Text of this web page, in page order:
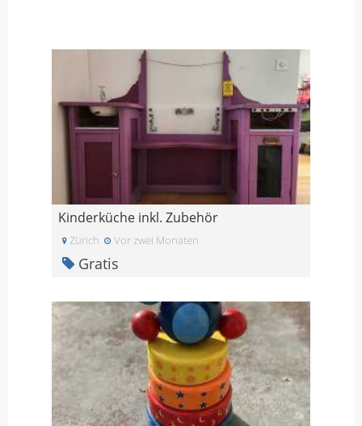
Kinderküche inkl. Zubehör
Zürich Vor zwei Monaten
Gratis